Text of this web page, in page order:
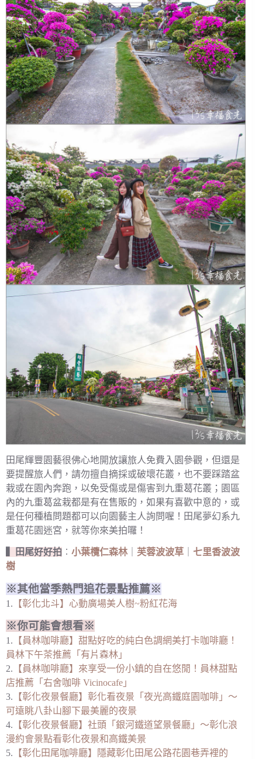
田尾輝豐園藝很佛心地開放讓旅人免費入園參觀，但還是
要提醒旅人們，請勿擅自摘採或破壞花叢，也不要踩踏盆
栽或在園內奔跑，以免受傷或是傷害到九重葛花叢；園區
內的九重葛盆栽都是有在售販的，如果有喜歡中意的，或
是任何種植問題都可以向園藝主人詢問喔！田尾夢幻系九
重葛花園迷宮，就等你來美拍囉！
▍田尾好好拍 ︰ 小葉欖仁森林 芙蓉波波草
七里香波波
樹
※其他當季熱門追花景點推薦※
1. 【彰化北斗】心動廣場美人樹~粉紅花海
※你可能會想看※
1. 【員林咖啡廳】甜點好吃的純白色調網美打卡咖啡廳！
員林下午茶推薦「有片森林」
2. 【員林咖啡廳】來享受一份小鎮的自在悠閒！員林甜點
店推薦「右舍咖啡 Vicinocafe」
3. 【彰化夜景餐廳】彰化看夜景「夜光高鐵庭園咖啡」～
可遠眺八卦山腳下最美麗的夜景
4. 【彰化夜景餐廳】社頭「銀河鐵道望景餐廳」～彰化浪
漫約會景點看彰化夜景和高鐵美景
5. 【彰化田尾咖啡廳】隱藏彰化田尾公路花園巷弄裡的